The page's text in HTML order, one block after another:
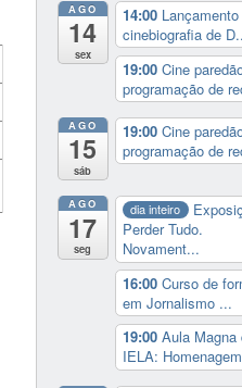
AGO
14
sex
14:00
cinebiografia de
19:00 Cine
programação de
AGO
15
sáb
19:00 Cine
programação de
AGO
17
seg
dia inteiro
Perder Tudo.
Novament...
16:00 Curso de
em Jornalismo ...
19:00 Aula Magna
IELA: